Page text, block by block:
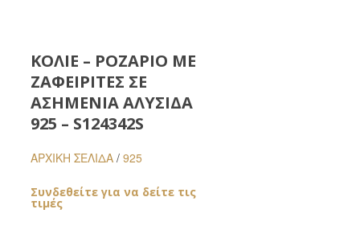
ΚΟΛΙΈ – ΡΟΖΆΡΙΟ ΜΕ
ΖΑΦΕΙΡΊΤΕΣ ΣΕ
ΑΣΗΜΈΝΙΑ ΑΛΥΣΊΔΑ
925 – S124342S
ΑΡΧΙΚΉ ΣΕΛΊΔΑ / 925
Συνδεθείτε για να δείτε τις
τιμές